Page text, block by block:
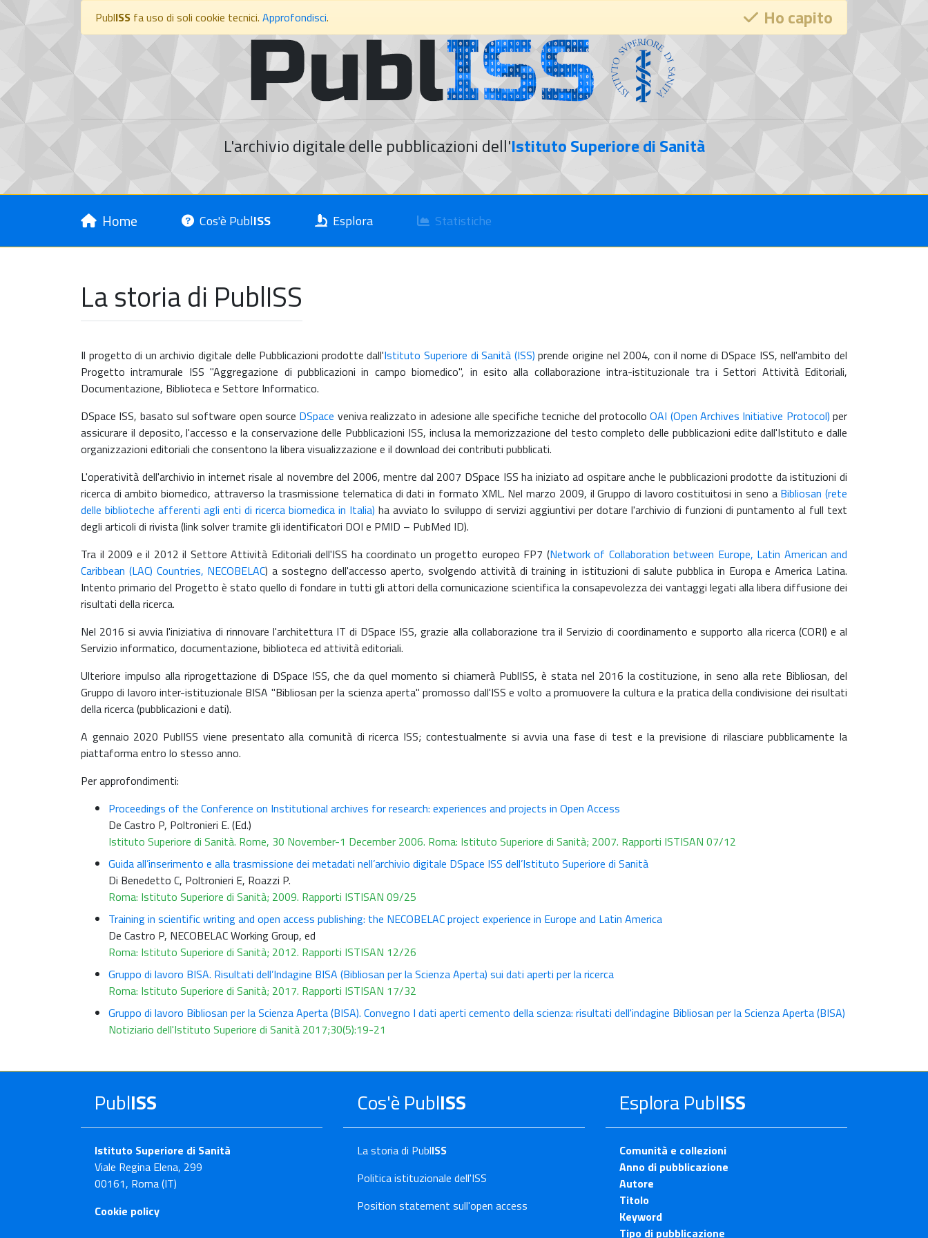
PublISS fa uso di soli cookie tecnici. Approfondisci. Ho capito
L'archivio digitale delle pubblicazioni dell'Istituto Superiore di Sanità
Home Cos'è PublISS Esplora Statistiche
La storia di PublISS
Il progetto di un archivio digitale delle Pubblicazioni prodotte dall'Istituto Superiore di Sanità (ISS) prende origine nel 2004, con il nome di DSpace ISS, nell'ambito del
Progetto intramurale ISS "Aggregazione di pubblicazioni in campo biomedico", in esito alla collaborazione intra-istituzionale tra i Settori Attività Editoriali,
Documentazione, Biblioteca e Settore Informatico.
DSpace ISS, basato sul software open source DSpace veniva realizzato in adesione alle specifiche tecniche del protocolloOAI (Open Archives Initiative Protocol) per
assicurare il deposito, l'accesso e la conservazione delle Pubblicazioni ISS, inclusa la memorizzazione del testo completo delle pubblicazioni edite dall'Istituto e dalle
organizzazioni editoriali che consentono la libera visualizzazione e il download dei contributi pubblicati.
L'operatività dell'archivio in internet risale al novembre del 2006, mentre dal 2007 DSpace ISS ha iniziato ad ospitare anche le pubblicazioni prodotte da istituzioni di
ricerca di ambito biomedico, attraverso la trasmissione telematica di dati in formato XML. Nel marzo 2009, il Gruppo di lavoro costituitosi in seno a Bibliosan (rete
delle biblioteche afferenti agli enti di ricerca biomedica in Italia) ha avviato lo sviluppo di servizi aggiuntivi per dotare l'archivio di funzioni di puntamento al full text
degli articoli di rivista (link solver tramite gli identificatori DOI e PMID – PubMed ID).
Tra il 2009 e il 2012 il Settore Attività Editoriali dell'ISS ha coordinato un progetto europeo FP7 (Network of Collaboration between Europe, Latin American and
Caribbean (LAC) Countries, NECOBELAC) a sostegno dell'accesso aperto, svolgendo attività di training in istituzioni di salute pubblica in Europa e America Latina.
Intento primario del Progetto è stato quello di fondare in tutti gli attori della comunicazione scientifica la consapevolezza dei vantaggi legati alla libera diffusione dei
risultati della ricerca.
Nel 2016 si avvia l'iniziativa di rinnovare l'architettura IT di DSpace ISS, grazie alla collaborazione tra il Servizio di coordinamento e supporto alla ricerca (CORI) e al
Servizio informatico, documentazione, biblioteca ed attività editoriali.
Ulteriore impulso alla riprogettazione di DSpace ISS, che da quel momento si chiamerà PublISS, è stata nel 2016 la costituzione, in seno alla rete Bibliosan, del
Gruppo di lavoro inter-istituzionale BISA "Bibliosan per la scienza aperta" promosso dall'ISS e volto a promuovere la cultura e la pratica della condivisione dei risultati
della ricerca (pubblicazioni e dati).
A gennaio 2020 PublISS viene presentato alla comunità di ricerca ISS; contestualmente si avvia una fase di test e la previsione di rilasciare pubblicamente la
piattaforma entro lo stesso anno.
Per approfondimenti:
Proceedings of the Conference on Institutional archives for research: experiences and projects in Open Access
De Castro P, Poltronieri E. (Ed.)
Istituto Superiore di Sanità. Rome, 30 November-1 December 2006. Roma: Istituto Superiore di Sanità; 2007. Rapporti ISTISAN 07/12
Guida all’inserimento e alla trasmissione dei metadati nell’archivio digitale DSpace ISS dell’Istituto Superiore di Sanità
Di Benedetto C, Poltronieri E, Roazzi P.
Roma: Istituto Superiore di Sanità; 2009. Rapporti ISTISAN 09/25
Training in scientific writing and open access publishing: the NECOBELAC project experience in Europe and Latin America
De Castro P, NECOBELAC Working Group, ed
Roma: Istituto Superiore di Sanità; 2012. Rapporti ISTISAN 12/26
Gruppo di lavoro BISA. Risultati dell’Indagine BISA (Bibliosan per la Scienza Aperta) sui dati aperti per la ricerca
Roma: Istituto Superiore di Sanità; 2017. Rapporti ISTISAN 17/32
Gruppo di lavoro Bibliosan per la Scienza Aperta (BISA). Convegno I dati aperti cemento della scienza: risultati dell'indagine Bibliosan per la Scienza Aperta (BISA)
Notiziario dell'Istituto Superiore di Sanità 2017;30(5):19-21
PublISS
Istituto Superiore di Sanità
Viale Regina Elena, 299
00161, Roma (IT)
Cookie policy
Cos'è PublISS
La storia di PublISS
Politica istituzionale dell'ISS
Position statement sull'open access
Esplora PublISS
Comunità e collezioni
Anno di pubblicazione
Autore
Titolo
Keyword
Tipo di pubblicazione